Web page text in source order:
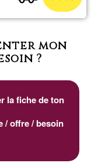
mon
?
la fiche de ton
/ offre / besoin